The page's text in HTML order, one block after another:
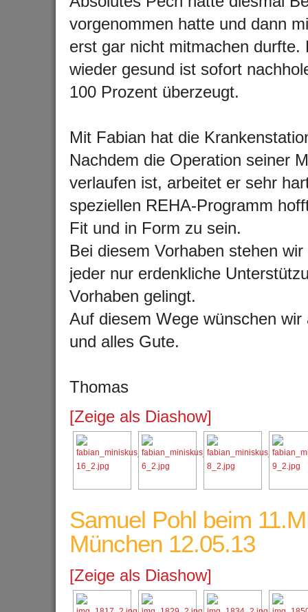
vorgenommen hatte und dann
erst gar nicht mitmachen
wieder gesund ist sofort
100 Prozent überzeugt.
Mit Fabian hat die
Nachdem die Operation seiner
verlaufen ist, arbeitet er sehr
speziellen REHA-Programm
Fit und in Form zu sein.
Bei diesem Vorhaben stehen
jeder nur erdenkliche
Vorhaben gelingt.
Auf diesem Wege wünschen
und alles Gute.
Thomas
[Zeige als Diashow]
Samuel Pohl beim
München 12.05.13
[Zeige als Diashow]